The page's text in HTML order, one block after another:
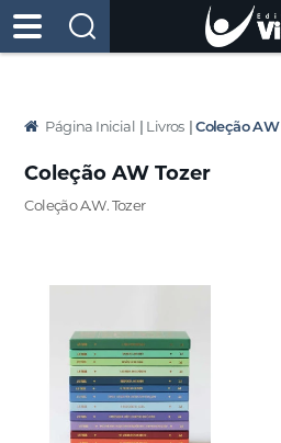
Página Inicial | Livros | Coleção AW
Coleção AW Tozer
Coleção A.W. Tozer